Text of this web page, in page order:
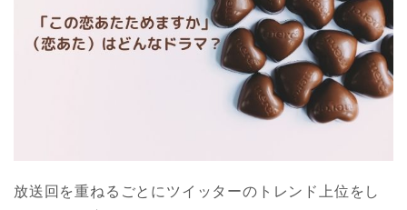
放送回を重ねるごとにツイッターのトレンド上位をし